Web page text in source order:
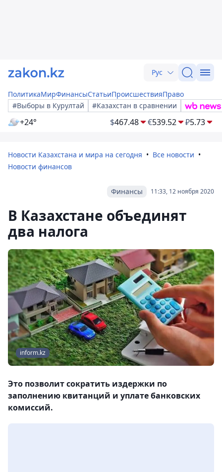
Рус
ПолитикаМирФинансыСтатьиПроисшествияПраво
#Выборы в Курултай
#Казахстан в сравнении
+24° $467.48 €539.52 ₽5.73
Новости Казахстана и мира на сегодня
Все новости
Новости финансов
11:33, 12 ноября 2020
Финансы
В Казахстане объединят
два налога
inform.kz
Это позволит сократить издержки по
заполнению квитанций и уплате банковских
комиссий.